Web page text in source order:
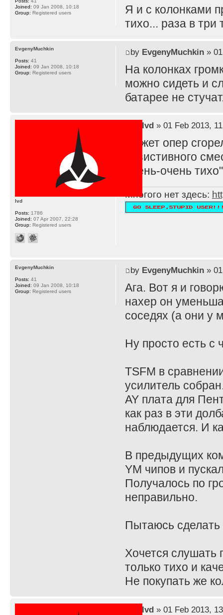
Я и с колонками
тихо... раза в
Joined: 09 Jan 2008, 10:18
Group: Registered users
by EvgenyMuchkin» 01
На колонках
можно сидеть и
батарее не
EvgenyMuchkin
Posts: 41
Joined: 09 Jan 2008, 10:18
Group: Registered users
lvd» 01 Feb 2013,
Может опер
резистивного
очень-очень
Многого нет здесь:
lvd
Posts: 1786
Joined: 07 Apr 2007, 22:28
Group: Registered users
by EvgenyMuchkin» 01
Ага. Вот я и
нахер он
соседях (а они у
Ну просто есть с
TSFM в
усилитель
AY плата для
как раз в эти
наблюдается. И
В предыдущих
YM чипов и
Получалось по
неправильно.
Пытаюсь сделать
Хочется слушать
только тихо и
Не покупать же
EvgenyMuchkin
Posts: 41
Joined: 09 Jan 2008, 10:18
Group: Registered users
lvd» 01 Feb 2013,